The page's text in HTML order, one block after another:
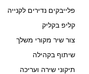
פלייבקים נדירים לקנייה
קליפ בקליק
צור שיר מקורי משלך
שיתוף בקהילה
תיקוני שירה ועריכה